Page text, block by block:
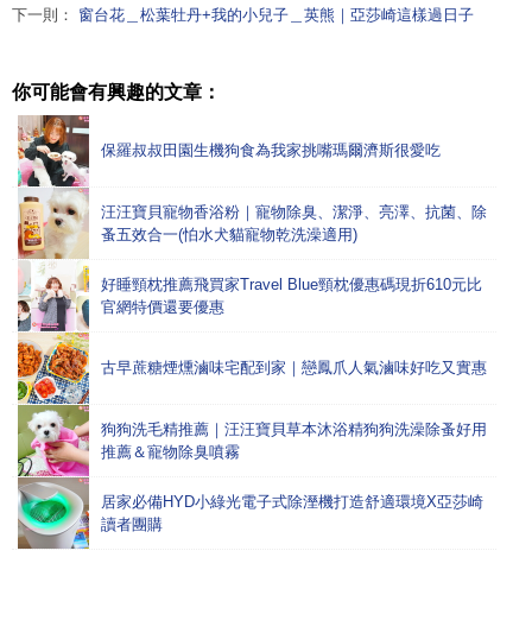
下一則： 窗台花＿松葉牡丹+我的小兒子＿英熊｜亞莎崎這樣過日子
你可能會有興趣的文章：
保羅叔叔田園生機狗食為我家挑嘴瑪爾濟斯很愛吃
汪汪寶貝寵物香浴粉｜寵物除臭、潔淨、亮澤、抗菌、除
蚤五效合一(怕水犬貓寵物乾洗澡適用)
好睡頸枕推薦飛買家Travel Blue頸枕優惠碼現折610元比
官網特價還要優惠
古早蔗糖煙燻滷味宅配到家｜戀鳳爪人氣滷味好吃又實惠
狗狗洗毛精推薦｜汪汪寶貝草本沐浴精狗狗洗澡除蚤好用
推薦＆寵物除臭噴霧
居家必備HYD小綠光電子式除溼機打造舒適環境X亞莎崎
讀者團購